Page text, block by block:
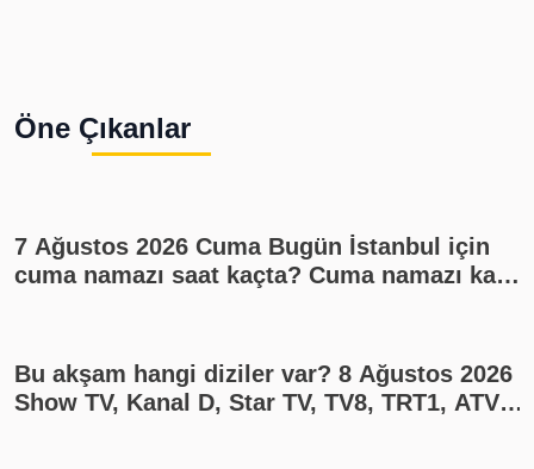
Öne Çıkanlar
7 Ağustos 2026 Cuma Bugün İstanbul için
cuma namazı saat kaçta? Cuma namazı kaç
Bu akşam hangi diziler var? 8 Ağustos 2026
Show TV, Kanal D, Star TV, TV8, TRT1, ATV